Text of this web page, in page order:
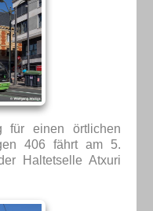
für einen örtlichen
406 fährt am 5.
Haltetselle Atxuri